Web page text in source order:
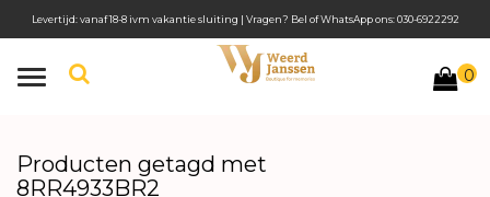
Toggle
0
Levertijd: vanaf 18-8 ivm vakantie sluiting | Vragen? Bel of WhatsApp ons: 030-6922292
Producten getagd met
8RR4933BR2